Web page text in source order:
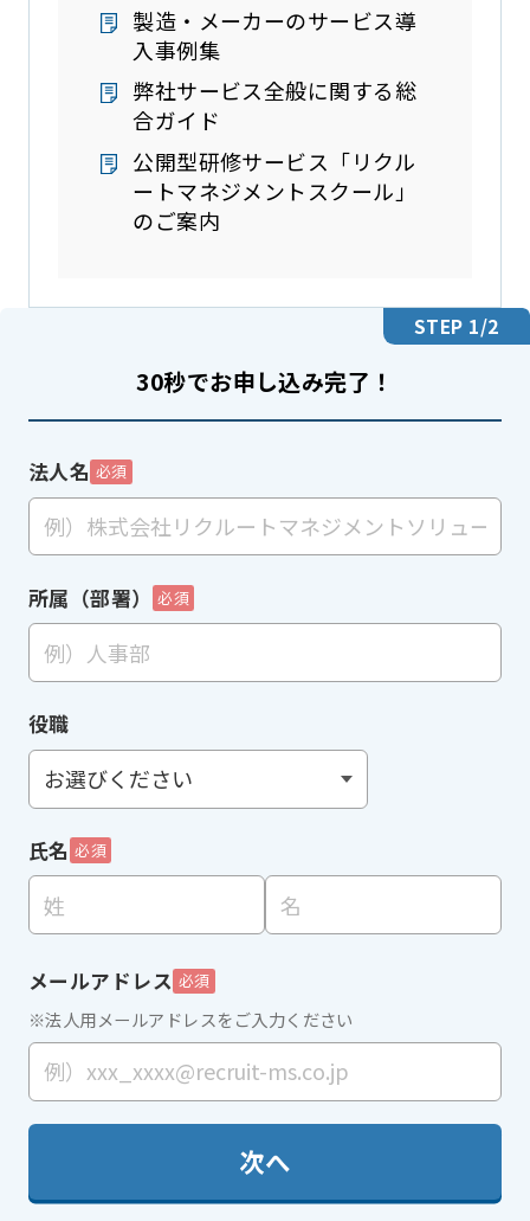
製造・メーカーのサービス導
入事例集
弊社サービス全般に関する総
合ガイド
公開型研修サービス「リクル
ートマネジメントスクール」
のご案内
STEP 1/2
30秒でお申し込み完了！
法人名 必須
所属（部署） 必須
役職
氏名 必須
メールアドレス 必須
※法人用メールアドレスをご入力ください
次へ